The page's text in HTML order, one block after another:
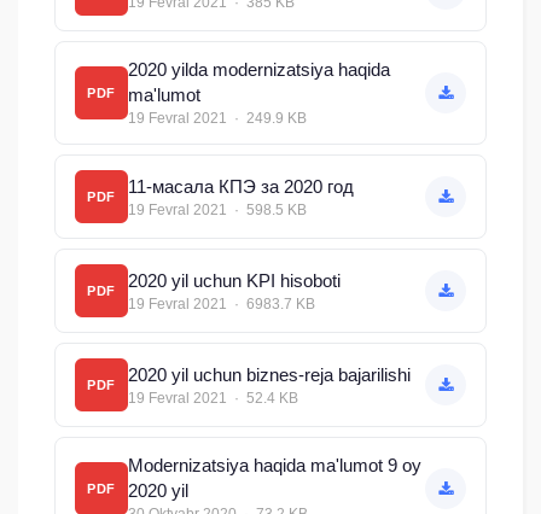
PDF
2020 yilda modernizatsiya haqida
ma'lumot
19 Fevral 2021 · 249.9 KB
PDF
11-масала КПЭ за 2020 год
19 Fevral 2021 · 598.5 KB
PDF
2020 yil uchun KPI hisoboti
19 Fevral 2021 · 6983.7 KB
PDF
2020 yil uchun biznes-reja bajarilishi
19 Fevral 2021 · 52.4 KB
PDF
Modernizatsiya haqida ma'lumot 9 oy
2020 yil